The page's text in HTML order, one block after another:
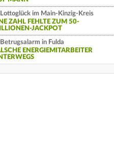
Lottoglück im Main-Kinzig-Kreis
ZAHL FEHLTE ZUM 50-
JACKPOT
Betrugsalarm in Fulda
ENERGIEMITARBEITER